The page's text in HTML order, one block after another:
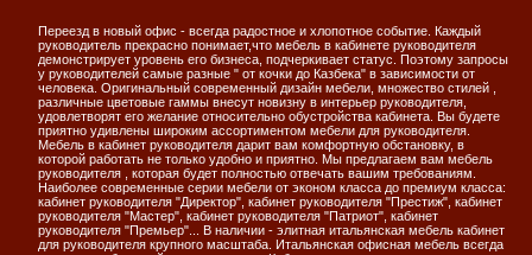
Переезд в новый офис - всегда радостное и хлопотное событие. Каждый
руководитель прекрасно понимает,что мебель в кабинете руководителя
демонстрирует уровень его бизнеса, подчеркивает статус. Поэтому запросы
у руководителей самые разные " от кочки до Казбека" в зависимости от
человека. Оригинальный современный дизайн мебели, множество стилей ,
различные цветовые гаммы внесут новизну в интерьер руководителя,
удовлетворят его желание относительно обустройства кабинета. Вы будете
приятно удивлены широким ассортиментом мебели для руководителя.
Мебель в кабинет руководителя дарит вам комфортную обстановку, в
которой работать не только удобно и приятно. Мы предлагаем вам мебель
руководителя , которая будет полностью отвечать вашим требованиям.
Наиболее современные серии мебели от эконом класса до премиум класса:
кабинет руководителя "Директор", кабинет руководителя "Престиж", кабинет
руководителя "Мастер", кабинет руководителя "Патриот", кабинет
руководителя "Премьер"... В наличии - элитная итальянская мебель кабинет
для руководителя крупного масштаба. Итальянская офисная мебель всегда